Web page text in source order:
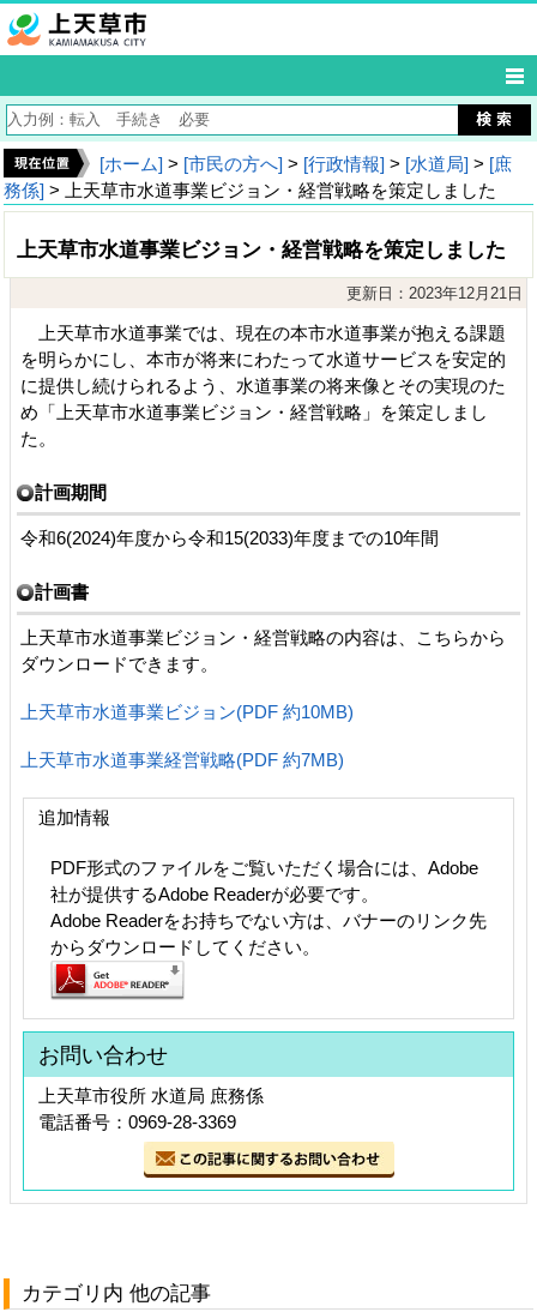
[ホーム] > [市民の方へ] > [行政情報] > [水道局] > [庶
務係] > 上天草市水道事業ビジョン・経営戦略を策定しました
上天草市水道事業ビジョン・経営戦略を策定しました
更新日：2023年12月21日
上天草市水道事業では、現在の本市水道事業が抱える課題
を明らかにし、本市が将来にわたって水道サービスを安定的
に提供し続けられるよう、水道事業の将来像とその実現のた
め「上天草市水道事業ビジョン・経営戦略」を策定しまし
た。
計画期間
令和6(2024)年度から令和15(2033)年度までの10年間
計画書
上天草市水道事業ビジョン・経営戦略の内容は、こちらから
ダウンロードできます。
上天草市水道事業ビジョン(PDF 約10MB)
上天草市水道事業経営戦略(PDF 約7MB)
追加情報
PDF形式のファイルをご覧いただく場合には、Adobe
社が提供するAdobe Readerが必要です。
Adobe Readerをお持ちでない方は、バナーのリンク先
からダウンロードしてください。
お問い合わせ
上天草市役所 水道局 庶務係
電話番号：0969-28-3369
カテゴリ内 他の記事